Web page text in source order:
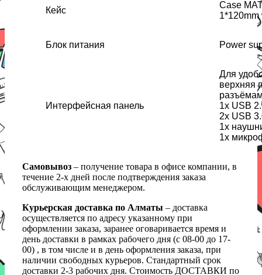
Кейс
Case
1*120mm
Блок питания Power
Интерфейсная панель
Для
верхняя
1x USB
2x USB
1x
1х
Самовывоз – получение товара в офисе компании, в
течение 2-х дней после подтверждения заказа
обслуживающим менеджером.
Курьерская доставка по Алматы – доставка
осуществляется по адресу указанному при
оформлении заказа, заранее оговаривается время и
день доставки в рамках рабочего дня (с 08-00 до 17-
00) , в том числе и в день оформления заказа, при
наличии свободных курьеров. Стандартный срок
доставки 2-3 рабочих дня. Стоимость ДОСТАВКИ по